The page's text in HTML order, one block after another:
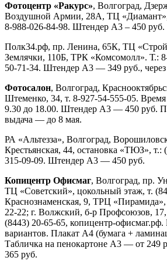
Фотоцентр «Ракурс», Волгоград,
Воздушной Армии, 28А, ТЦ
8-988-026-84-98. Штендер А3 – 450 руб.
Полк34.рф, пр. Ленина, 65К, ТЦ
Землячки, 110Б, ТРК «Комсомолл». Т.:
50-71-34. Штендер А3 — 349 руб., через
Фотосалон, Волгоград,
Штеменко, 34, т. 8-927-54-555-05.
9.30 до 18.00. Штендер А3 — 450 руб.
выдача — до 8 мая.
РА «Альтезза», Волгоград,
Крестьянская, 44, остановка «ТЮЗ», т.:
315-09-09. Штендер А3 — 450 руб.
Копицентр Офисмаг, Волгоград, пр.
ТЦ «Советский», цокольный этаж, т.
Краснознаменская, 9, ТРЦ «Пирамида»,
22-22; г. Волжский, б-р Профсоюзов,
(8443) 20-65-65, копицентр-офисмаг.рф.
вариантов. Плакат А4 (бумага +
Табличка на пенокартоне А3 — от
365 руб.